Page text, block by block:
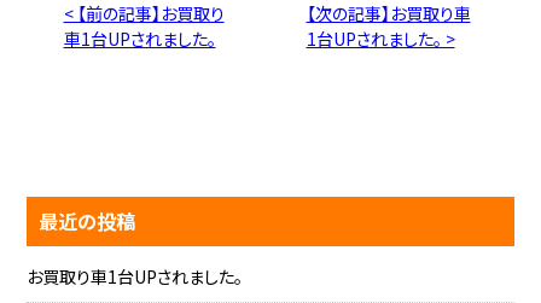
< 【前の記事】お買取り
車1台UPされました。
【次の記事】お買取り車
1台UPされました。 >
最近の投稿
お買取り車1台UPされました。